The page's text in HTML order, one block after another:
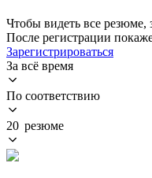
Чтобы видеть все резюме,
После регистрации
Зарегистрироваться
За всё время
По соответствию
20 резюме